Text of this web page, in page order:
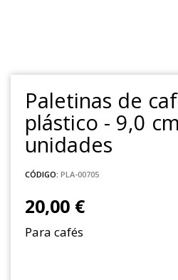
Paletinas de
plástico - 9,0
unidades
CÓDIGO: PLA-00705
20,00 €
Para cafés